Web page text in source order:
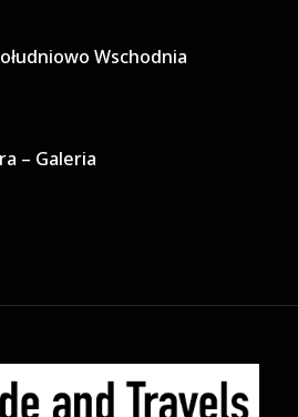
Wschodnia
– Galeria